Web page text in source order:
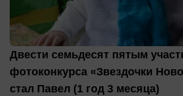
Двести семьдесят пятым
фотоконкурса «Звездочки
стал Павел (1 год 3 месяца)